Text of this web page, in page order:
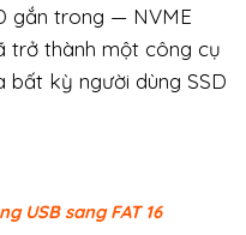
gắn trong — NVME
trở thành một công cụ
kỳ người dùng SSD
USB sang FAT 16